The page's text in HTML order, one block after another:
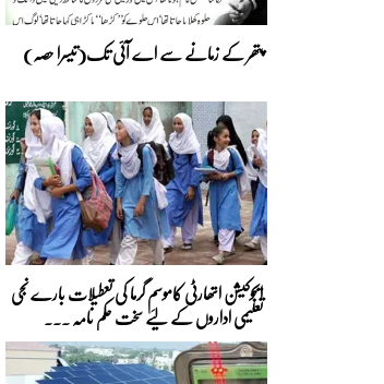
پتھر کے زمانے سے اے آئی تک(تیسرا حصہ)
ایجوکیشن اتھارٹی کاموسمِ گرما کی تعطیلات بارے نجی
تعلیمی اداروں کے لیے سخت حکم نامہ ...